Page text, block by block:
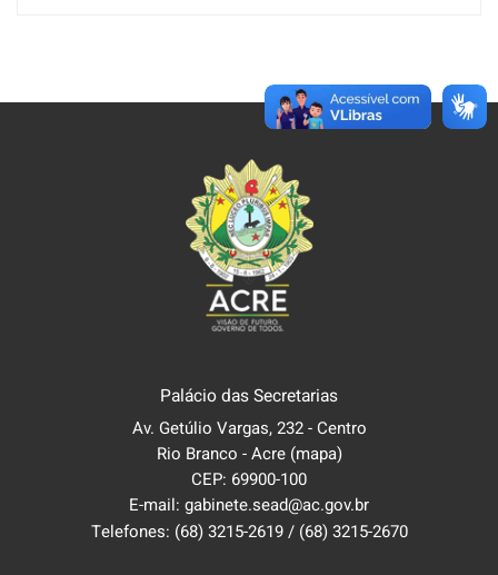
Palácio das Secretarias
Av. Getúlio Vargas, 232 - Centro
Rio Branco - Acre (mapa)
CEP: 69900-100
E-mail: gabinete.sead@ac.gov.br
Telefones: (68) 3215-2619/ (68) 3215-2670